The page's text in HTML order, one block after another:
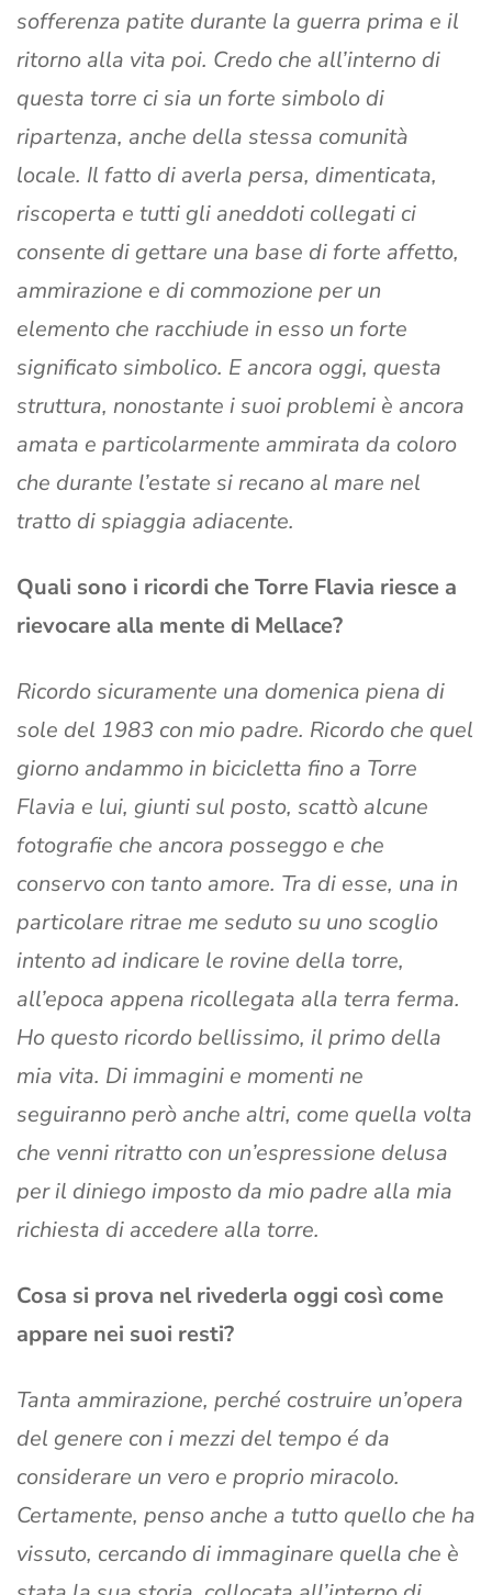
sofferenza patite durante la guerra prima e il
ritorno alla vita poi. Credo che all’interno di
questa torre ci sia un forte simbolo di
ripartenza, anche della stessa comunità
locale. Il fatto di averla persa, dimenticata,
riscoperta e tutti gli aneddoti collegati ci
consente di gettare una base di forte affetto,
ammirazione e di commozione per un
elemento che racchiude in esso un forte
significato simbolico. E ancora oggi, questa
struttura, nonostante i suoi problemi è ancora
amata e particolarmente ammirata da coloro
che durante l’estate si recano al mare nel
tratto di spiaggia adiacente.
Quali sono i ricordi che Torre Flavia riesce a
rievocare alla mente di Mellace?
Ricordo sicuramente una domenica piena di
sole del 1983 con mio padre. Ricordo che quel
giorno andammo in bicicletta fino a Torre
Flavia e lui, giunti sul posto, scattò alcune
fotografie che ancora posseggo e che
conservo con tanto amore. Tra di esse, una in
particolare ritrae me seduto su uno scoglio
intento ad indicare le rovine della torre,
all’epoca appena ricollegata alla terra ferma.
Ho questo ricordo bellissimo, il primo della
mia vita. Di immagini e momenti ne
seguiranno però anche altri, come quella volta
che venni ritratto con un’espressione delusa
per il diniego imposto da mio padre alla mia
richiesta di accedere alla torre.
Cosa si prova nel rivederla oggi così come
appare nei suoi resti?
Tanta ammirazione, perché costruire un’opera
del genere con i mezzi del tempo é da
considerare un vero e proprio miracolo.
Certamente, penso anche a tutto quello che ha
vissuto, cercando di immaginare quella che è